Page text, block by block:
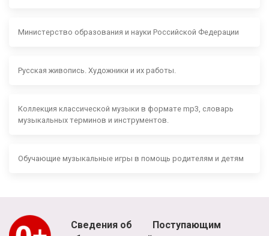
Министерство образования и науки Российской Федерации
Русская живопись. Художники и их работы.
Коллекция классической музыки в формате mp3, словарь
музыкальных терминов и инструментов.
Обучающие музыкальные игры в помощь родителям и детям
Сведения об
Поступающим